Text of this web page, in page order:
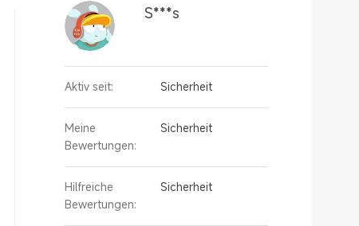
S***s
Aktiv seit: Sicherheit
Meine
Bewertungen:
Sicherheit
Hilfreiche
Bewertungen:
Sicherheit